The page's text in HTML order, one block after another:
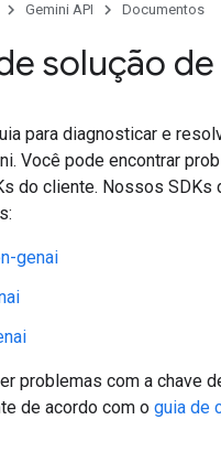
Gemini API Documentos
solução
para diagnosticar e
Você pode encontrar
do cliente. Nossos
genai
problemas com a chave
de acordo com o guia de